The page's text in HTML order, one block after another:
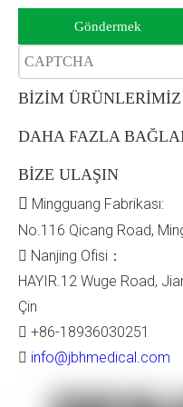
Göndermek
BİZİM ÜRÜNLERİMİZ
DAHA FAZLA
BİZE ULAŞIN
 Mingguang Fabrikası:
No.116 Qicang Road,
 Nanjing Ofisi：
HAYIR.12 Wuge Road,
Çin
 +86-18936030251
 info@jbhmedical.com